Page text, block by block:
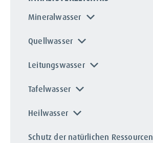
Mineralwasser
Quellwasser
Leitungswasser
Tafelwasser
Heilwasser
Schutz der natürlichen Ressourcen